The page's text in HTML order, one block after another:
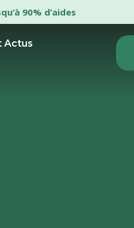
90% d’aides
Actus